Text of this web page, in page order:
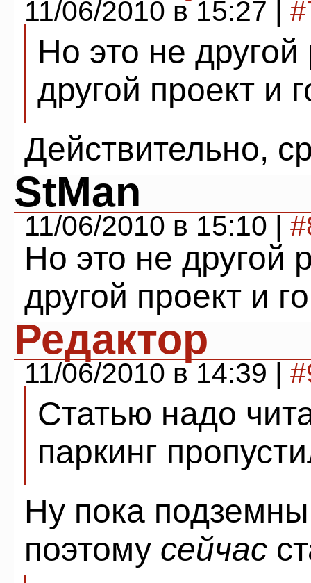
11/06/2010 в 15:27 |
Но это не
другой проект и
Действительно,
StMan
11/06/2010 в 15:10 |
Но это не другой
другой проект и
Редактор
11/06/2010 в 14:39 |
Статью надо
паркинг
Ну пока
поэтому сейчас